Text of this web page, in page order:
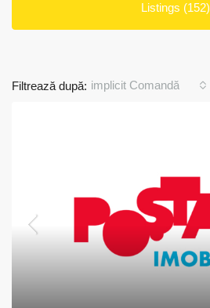
Listings (152)
Filtrează după: implicit Comandă